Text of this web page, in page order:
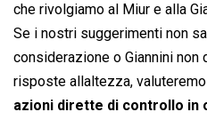
che rivolgiamo al Miur e alla
Se i nostri suggerimenti non
considerazione o Giannini
risposte allaltezza,
azioni dirette di controllo in